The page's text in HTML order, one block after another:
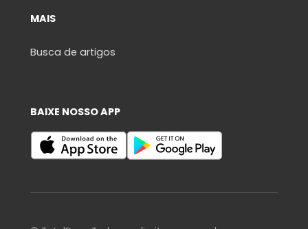
MAIS
Busca de artigos
BAIXE NOSSO APP